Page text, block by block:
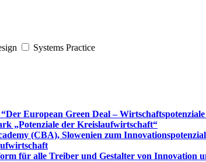
Systems Practice
European Green Deal –
„Potenziale der Kreislaufwirtschaft“
(CBA), Slowenien zum
für alle Treiber und Gestalter von Innovation